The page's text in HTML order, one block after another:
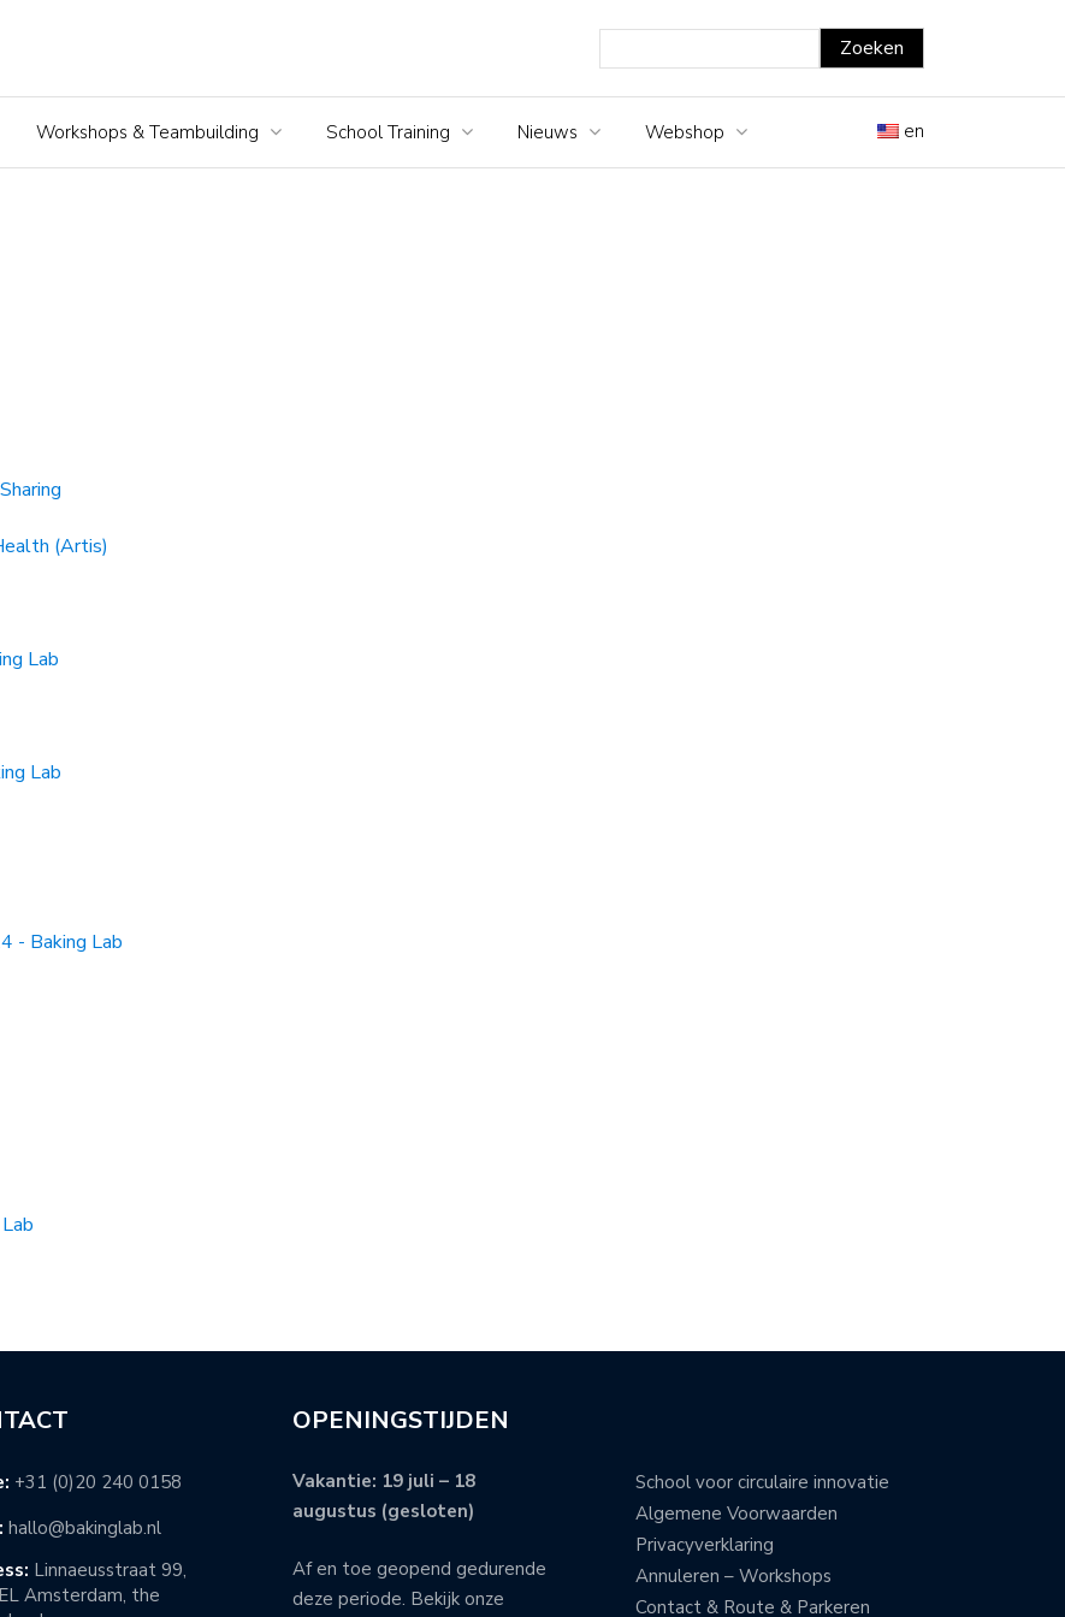
en
Workshops & Teambuilding School Training Nieuws Webshop
(Artis)
Lab
Lab
- Baking Lab
+31 (0)20 240 0158
hallo@bakinglab.nl
Linnaeusstraat 99,
Amsterdam, the
OPENINGSTIJDEN
Vakantie: 19 juli – 18
augustus (gesloten)
Af en toe geopend gedurende
deze periode. Bekijk onze
School voor circulaire innovatie
Algemene Voorwaarden
Privacyverklaring
Annuleren – Workshops
Contact & Route & Parkeren